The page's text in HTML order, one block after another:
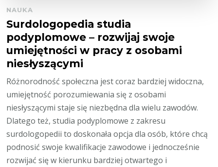
NAUKA
Surdologopedia studia
podyplomowe – rozwijaj swoje
umiejętności w pracy z osobami
niesłyszącymi
Różnorodność społeczna jest coraz bardziej widoczna,
umiejętność porozumiewania się z osobami
niesłyszącymi staje się niezbędna dla wielu zawodów.
Dlatego też, studia podyplomowe z zakresu
surdologopedii to doskonała opcja dla osób, które chcą
podnosić swoje kwalifikacje zawodowe i jednocześnie
rozwijać się w kierunku bardziej otwartego i